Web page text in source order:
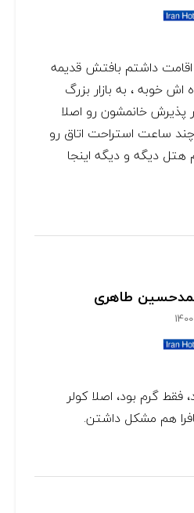
داشتم بافتش قدیمه
اش خوبه ، به بازار بزرگ
پذیرش خانمشون رو اصلا
ساعت استراحت اتاق رو
دیگه و دیگه اینجا
طاهری
فقط گرم بود، اصلا کولر
هم مشکل داشتن.